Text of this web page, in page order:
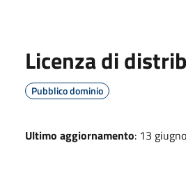
Licenza di
Pubblico dominio
Ultimo aggiornamento: 13